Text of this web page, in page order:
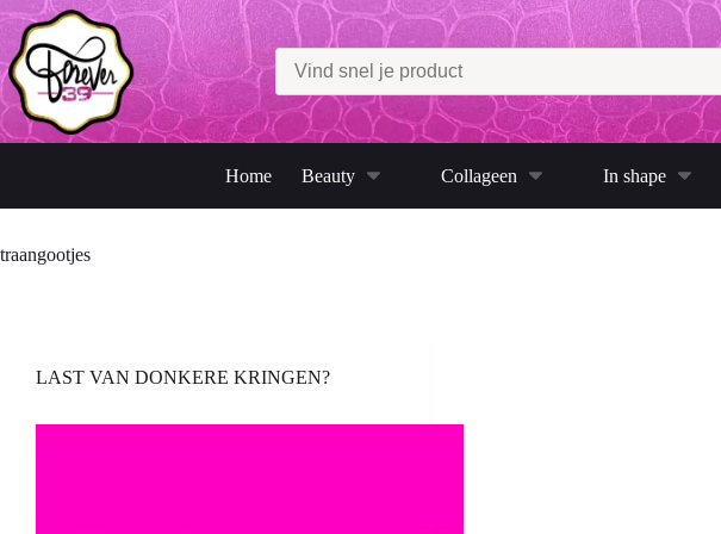
Ga
naar
de
inhoud
Home Beauty Collageen In shape
traangootjes
LAST VAN DONKERE KRINGEN?